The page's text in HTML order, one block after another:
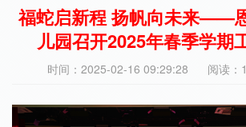
福蛇启新程 扬帆向未来——
儿园召开2025年春季学期
时间：2025-02-16 09:29:28 阅读：